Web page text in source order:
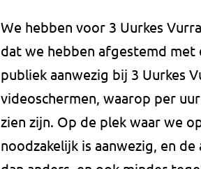
We hebben voor 3 Uurkes
dat we hebben afgestemd met
publiek aanwezig bij 3 Uurkes
videoschermen, waarop per
zien zijn. Op de plek waar we
noodzakelijk is aanwezig, en